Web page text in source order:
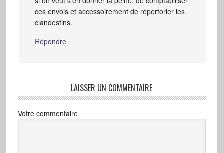
ces envois et accessoirement de répertorier les
clandestins.
Répondre
LAISSER UN COMMENTAIRE
Votre commentaire